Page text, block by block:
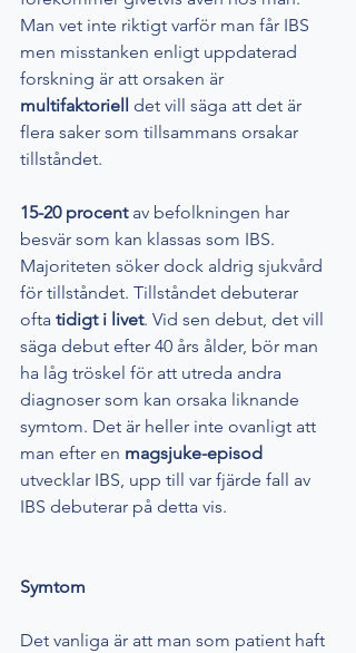
Man vet inte riktigt varför man får IBS
men misstanken enligt uppdaterad
forskning är att orsaken är
multifaktoriell
det vill säga att det är
flera saker som tillsammans orsakar
tillståndet.
15-20 procent av befolkningen har
besvär som kan klassas som IBS.
Majoriteten söker dock aldrig sjukvård
för tillståndet. Tillståndet debuterar
ofta tidigt i livet. Vid sen debut, det vill
säga debut efter 40 års ålder, bör man
ha låg tröskel för att utreda andra
diagnoser som kan orsaka liknande
symtom. Det är heller inte ovanligt att
man efter en magsjuke-episod
utvecklar IBS, upp till var fjärde fall av
IBS debuterar på detta vis.
Symtom
Det vanliga är att man som patient haft